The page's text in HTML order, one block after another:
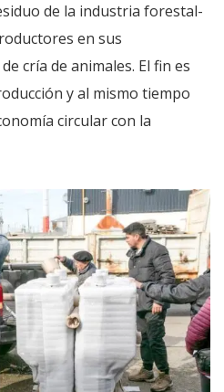
de la industria forestal-
en sus
cría de animales. El fin es
y al mismo tiempo
circular con la